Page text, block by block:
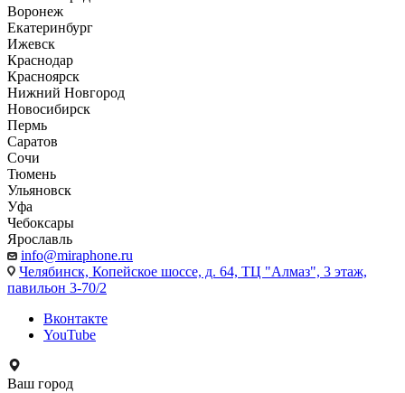
Воронеж
Екатеринбург
Ижевск
Краснодар
Красноярск
Нижний Новгород
Новосибирск
Пермь
Саратов
Сочи
Тюмень
Ульяновск
Уфа
Чебоксары
Ярославль
info@miraphone.ru
Челябинск, Копейское шоссе, д. 64, ТЦ "Алмаз", 3 этаж,
павильон 3-70/2
Вконтакте
YouTube
Ваш город